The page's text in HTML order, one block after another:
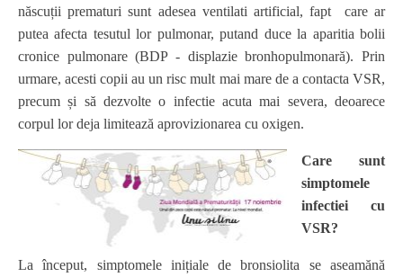
născuții prematuri sunt adesea ventilati artificial, fapt care ar
putea afecta tesutul lor pulmonar, putand duce la aparitia bolii
cronice pulmonare (BDP - displazie bronhopulmonară). Prin
urmare, acesti copii au un risc mult mai mare de a contacta VSR,
precum și să dezvolte o infectie acuta mai severa, deoarece
corpul lor deja limitează aprovizionarea cu oxigen.
Care sunt
simptomele
infectiei cu
VSR?
La început, simptomele inițiale de bronsiolita se aseamănă